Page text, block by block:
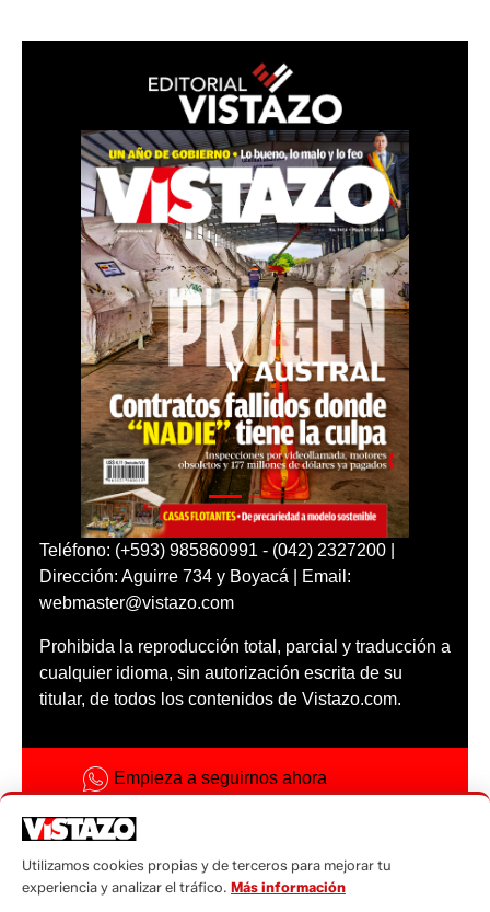
Teléfono: (+593) 985860991 - (042) 2327200 |
Dirección: Aguirre 734 y Boyacá | Email:
webmaster@vistazo.com
Prohibida la reproducción total, parcial y traducción a
cualquier idioma, sin autorización escrita de su
titular, de todos los contenidos de Vistazo.com.
Empieza a seguirnos ahora
Código ética
Sugerencias a:
Utilizamos cookies propias y de terceros para mejorar tu
experiencia y analizar el tráfico. Más información